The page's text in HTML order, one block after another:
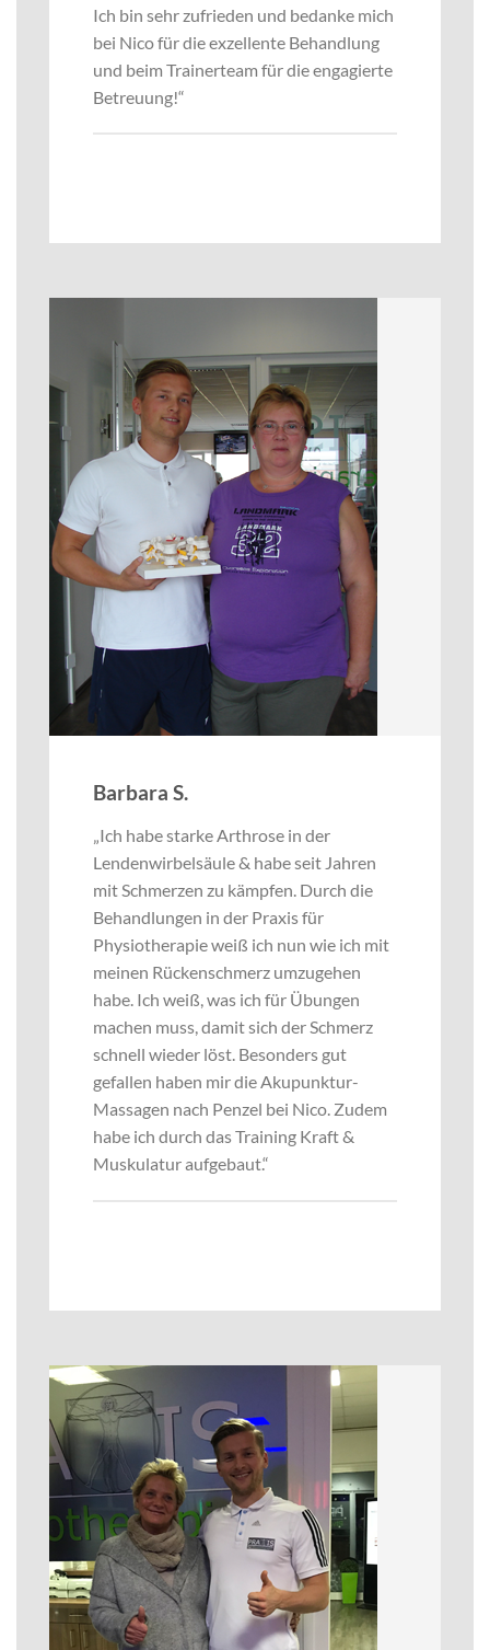
Ich bin sehr zufrieden und bedanke mich
bei Nico für die exzellente Behandlung
und beim Trainerteam für die engagierte
Betreuung!“
Barbara S.
„Ich habe starke Arthrose in der
Lendenwirbelsäule & habe seit Jahren
mit Schmerzen zu kämpfen. Durch die
Behandlungen in der Praxis für
Physiotherapie weiß ich nun wie ich mit
meinen Rückenschmerz umzugehen
habe. Ich weiß, was ich für Übungen
machen muss, damit sich der Schmerz
schnell wieder löst. Besonders gut
gefallen haben mir die Akupunktur-
Massagen nach Penzel bei Nico. Zudem
habe ich durch das Training Kraft &
Muskulatur aufgebaut.“